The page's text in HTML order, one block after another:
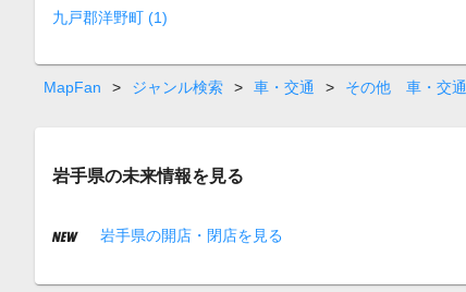
九戸郡洋野町 (1)
MapFan > ジャンル検索 > 車・交通 > その他 車・交通
岩手県の未来情報を見る
岩手県の開店・閉店を見る